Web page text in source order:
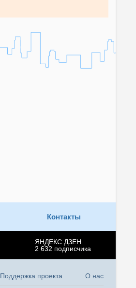
Контакты
ЯНДЕКС.ДЗЕН
2 632 подписчика
Поддержка проекта О нас